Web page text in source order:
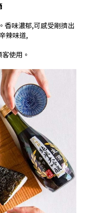
香味濃郁,可感受剛擠出
辣味道,
使用。